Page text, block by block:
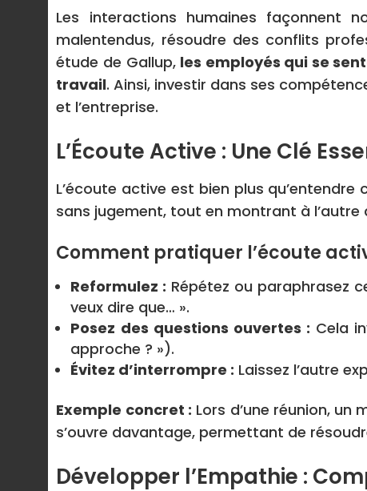
Les interactions humaines façonnent
malentendus, résoudre des conflits
étude de Gallup, les employés qui se
travail. Ainsi, investir dans ses
et l’entreprise.
L’Écoute Active : Une Clé
L’écoute active est bien plus
sans jugement, tout en montrant à l’autre
Comment pratiquer l’écoute
Reformulez : Répétez ou paraphrasez
veux dire que… ».
Posez des questions ouvertes : Cela
approche ? »).
Évitez d’interrompre : Laissez l’autre
Exemple concret : Lors d’une réunion,
s’ouvre davantage, permettant de
Développer l’Empathie :